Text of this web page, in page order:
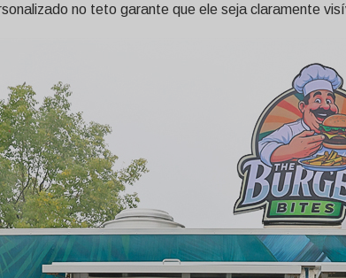
no teto garante que ele seja claramente